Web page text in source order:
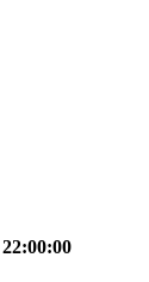
22:00:00